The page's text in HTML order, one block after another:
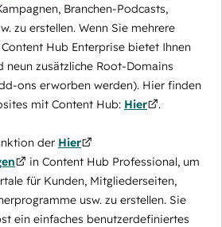
Branchen-Podcasts,
zu erstellen. Wenn Sie mehrere
Hub Enterprise bietet Ihnen
neun zusätzliche Root-Domains
ons erworben werden). Hier finden
mit Content Hub: Hier .
der Hier
in Content Hub Professional, um
für Kunden, Mitgliederseiten,
usw. zu erstellen. Sie
ein einfaches benutzerdefiniertes